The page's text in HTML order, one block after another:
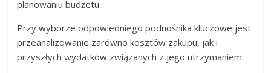
planowaniu budżetu.
Przy wyborze odpowiedniego podnośnika kluczowe jest
przeanalizowanie zarówno kosztów zakupu, jak i
przyszłych wydatków związanych z jego utrzymaniem.